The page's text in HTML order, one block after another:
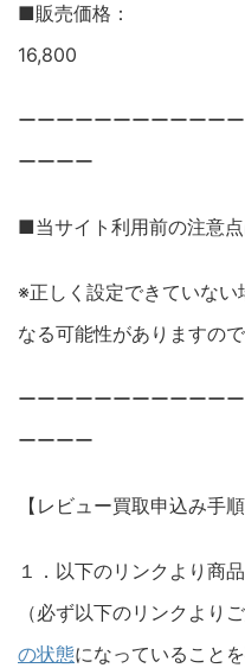
■販売価格：
16,800
ーーーーーーーーーーー
ーーーー
■当サイト利用前の注意
※正しく設定できていない
なる可能性がありますの
ーーーーーーーーーーー
ーーーー
【レビュー買取申込み手順
１．以下のリンクより商
（必ず以下のリンクより
の状態になっていること